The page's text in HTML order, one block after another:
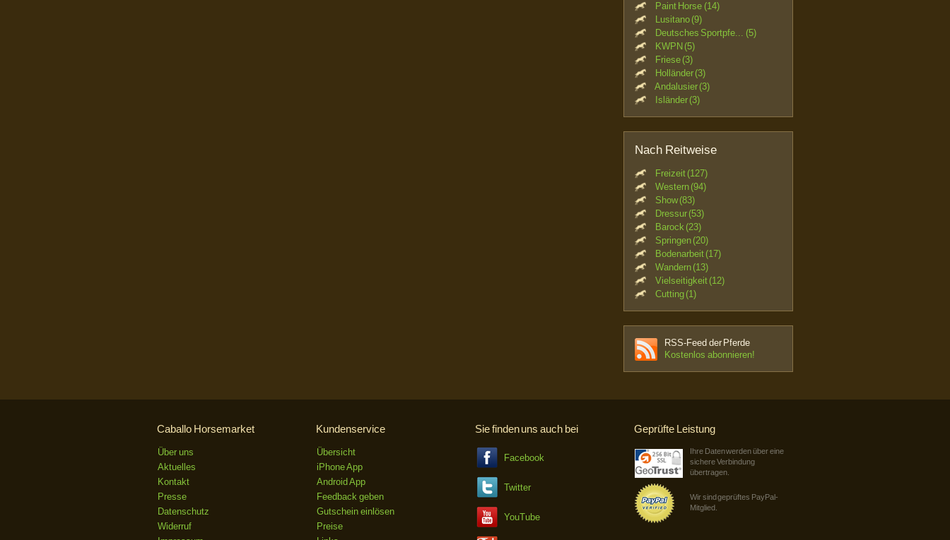
Paint Horse (14)
Lusitano (9)
Deutsches Sportpfe... (5)
KWPN (5)
Friese (3)
Holländer (3)
Andalusier (3)
Isländer (3)
Nach Reitweise
Freizeit (127)
Western (94)
Show (83)
Dressur (53)
Barock (23)
Springen (20)
Bodenarbeit (17)
Wandern (13)
Vielseitigkeit (12)
Cutting (1)
RSS-Feed der Pferde
Kostenlos abonnieren!
Caballo Horsemarket
Über uns
Aktuelles
Kontakt
Presse
Datenschutz
Widerruf
Kundenservice
Übersicht
iPhone App
Android App
Feedback geben
Gutschein einlösen
Preise
Sie finden uns auch bei
Facebook
Twitter
YouTube
Geprüfte Leistung
Ihre Daten werden über eine
sichere Verbindung
übertragen.
Wir sind geprüftes PayPal-
Mitglied.